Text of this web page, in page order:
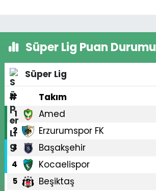
Süper Lig Puan Durumu
Süper Lig
#
Takım
1 Amed
2 Erzurumspor FK
3 Başakşehir
4 Kocaelispor
5 Beşiktaş